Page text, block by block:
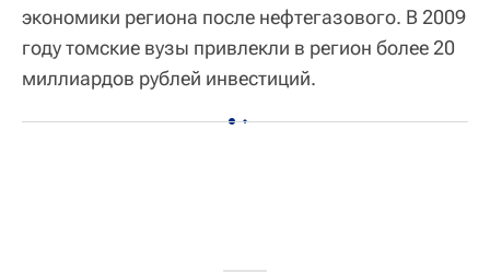
экономики региона после нефтегазового. В 2009
году томские вузы привлекли в регион более 20
миллиардов рублей инвестиций.